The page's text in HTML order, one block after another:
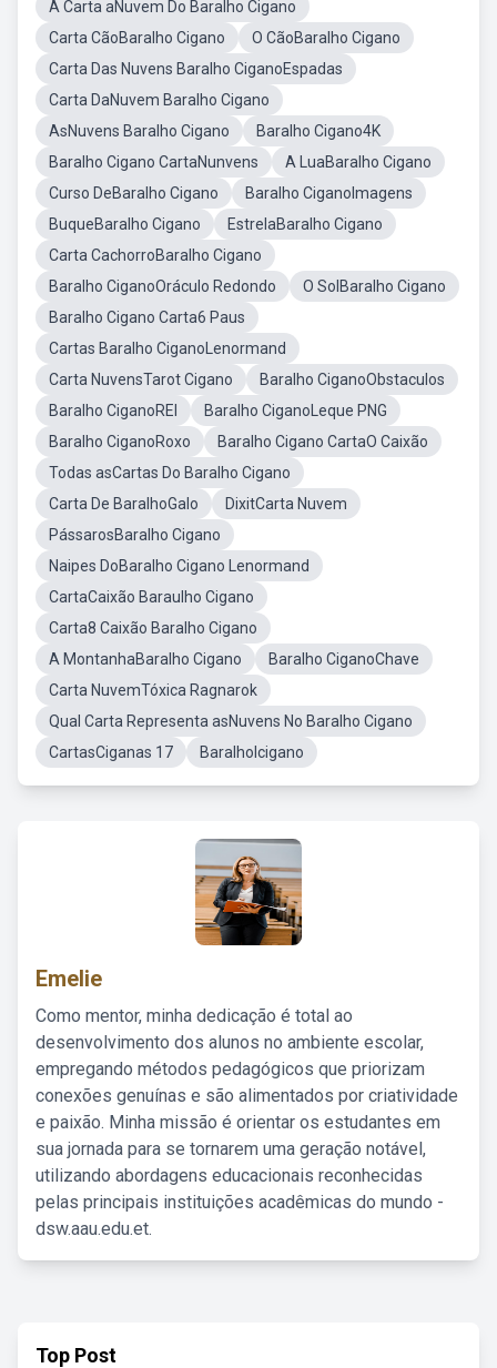
A Carta aNuvem Do Baralho Cigano
Carta CãoBaralho Cigano
O CãoBaralho Cigano
Carta Das Nuvens Baralho CiganoEspadas
Carta DaNuvem Baralho Cigano
AsNuvens Baralho Cigano
Baralho Cigano4K
Baralho Cigano CartaNunvens
A LuaBaralho Cigano
Curso DeBaralho Cigano
Baralho CiganoImagens
BuqueBaralho Cigano
EstrelaBaralho Cigano
Carta CachorroBaralho Cigano
Baralho CiganoOráculo Redondo
O SolBaralho Cigano
Baralho Cigano Carta6 Paus
Cartas Baralho CiganoLenormand
Carta NuvensTarot Cigano
Baralho CiganoObstaculos
Baralho CiganoREI
Baralho CiganoLeque PNG
Baralho CiganoRoxo
Baralho Cigano CartaO Caixão
Todas asCartas Do Baralho Cigano
Carta De BaralhoGalo
DixitCarta Nuvem
PássarosBaralho Cigano
Naipes DoBaralho Cigano Lenormand
CartaCaixão Baraulho Cigano
Carta8 Caixão Baralho Cigano
A MontanhaBaralho Cigano
Baralho CiganoChave
Carta NuvemTóxica Ragnarok
Qual Carta Representa asNuvens No Baralho Cigano
CartasCiganas 17
BaralhoIcigano
Emelie
Como mentor, minha dedicação é total ao
desenvolvimento dos alunos no ambiente escolar,
empregando métodos pedagógicos que priorizam
conexões genuínas e são alimentados por criatividade
e paixão. Minha missão é orientar os estudantes em
sua jornada para se tornarem uma geração notável,
utilizando abordagens educacionais reconhecidas
pelas principais instituições acadêmicas do mundo -
dsw.aau.edu.et.
Top Post